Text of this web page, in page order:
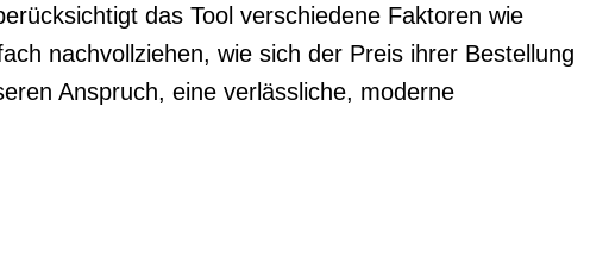
das Tool verschiedene Faktoren wie
nachvollziehen, wie sich der Preis ihrer Bestellung
Anspruch, eine verlässliche, moderne